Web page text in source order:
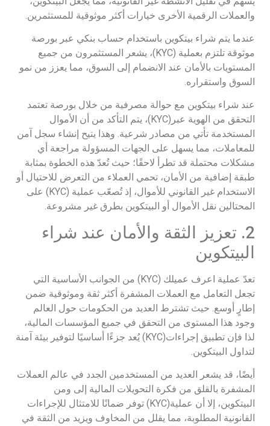
والعملات الرقمية الأخرى خيارات أكثر موثوقية للمستثمرين.
عندما يتم شراء بيتكوين باستخدام حساب بنكي عبر بورصة
موثوقة تلتزم بعملية (KYC)، يشعر المستثمرون من جميع
المستويات بالأمان عند الانضمام إلى السوق، مما يعزز من نمو
السوق واستقراره.
عند شراء بيتكوين مع حوالة مصرفية من خلال بورصة تعتمد
التحقق من الهوية عبر(KYC)، يتم التأكد من أن الأموال
المستخدمة تأتي من مصادر شرعية. وهذا يتيح إنشاء سجل آمن
للمعاملات، مما يسهل على الجهات المسؤولة مراجعة أي
مشكلات محتملة قد تطرأ لاحقًا؛ حيث تُعدّ هذه الخطوة بمثابة
طبقة إضافية من الأمان، تحمي العملاء من التعرض للاحتيال أو
الاستخدام غير القانوني للأموال، إذ تُصعّب عملية (KYC) على
المحتالين نقل الأموال أو البيتكوين بطرق غير مشروعة.
2. تعزيز الثقة والأمان عند شراء
البيتكوين
تعدّ عملية اعرف عميلك (KYC) من الجوانب الأساسية التي
تجعل التعامل مع العملات المشفرة أكثر ثقة وموثوقية ضمن
إطارٍ أوسع. حيث تشترط العديد من الحكومات حول العالم
وجود هذا المستوى من التحقق في جميع المؤسسات المالية،
لذا فإن تطبيق إجراءات(KYC) يُعد جزءًا أساسيًا لتوفير بيئة آمنة
لتداول البيتكوين.
أيضًا، قد يشعر العديد من المستخدمين الجدد في عالم العملات
المشفرة بالقلق من فكرة التحويلات المالية إلى ومن
البيتكوين، إلا أن عملية(KYC) توفر ضمانًا للامتثال للإجراءات
القانونية المطلوبة، مما يقلل من المخاوف ويزيد من الثقة في